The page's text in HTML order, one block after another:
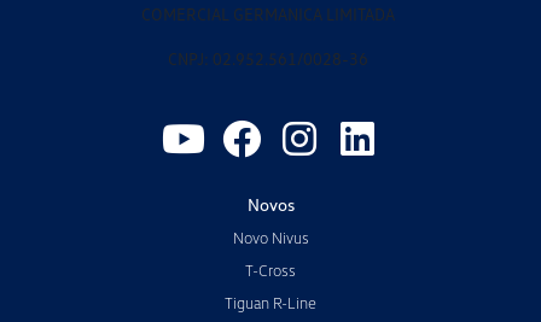
COMERCIAL GERMANICA LIMITADA
CNPJ: 02.952.561/0028-36
Novos
Novo Nivus
T-Cross
Tiguan R-Line